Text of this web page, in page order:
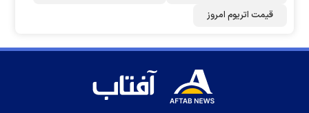
قیمت اتریوم امروز